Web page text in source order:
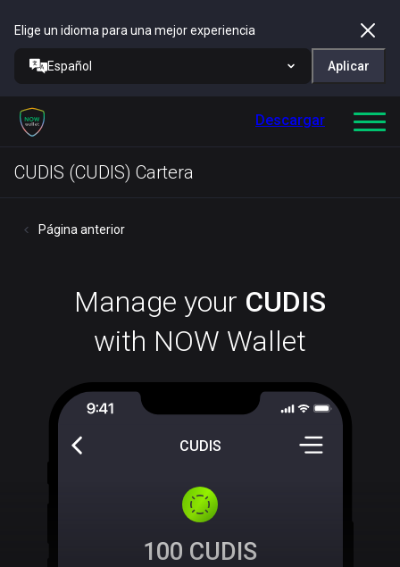
Elige un idioma para una mejor experiencia
Español Aplicar
Descargar
CUDIS (CUDIS) Cartera
Página anterior
Manage your CUDIS
with NOW Wallet
CUDIS
100 CUDIS